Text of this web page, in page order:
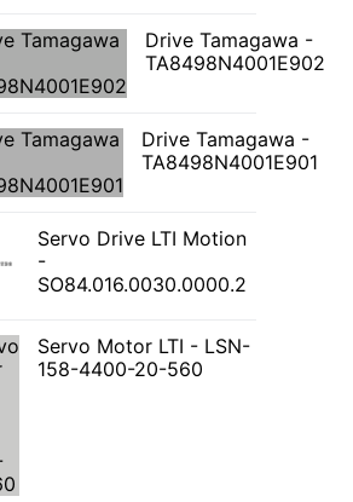
Drive Tamagawa -
TA8498N4001E902
Drive Tamagawa -
TA8498N4001E901
Servo Drive LTI Motion
-
SO84.016.0030.0000.2
Servo Motor LTI - LSN-
158-4400-20-560